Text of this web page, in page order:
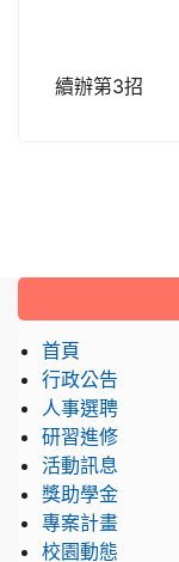
續辦第3招
:::
首頁
行政公告
人事選聘
研習進修
活動訊息
獎助學金
專案計畫
校園動態